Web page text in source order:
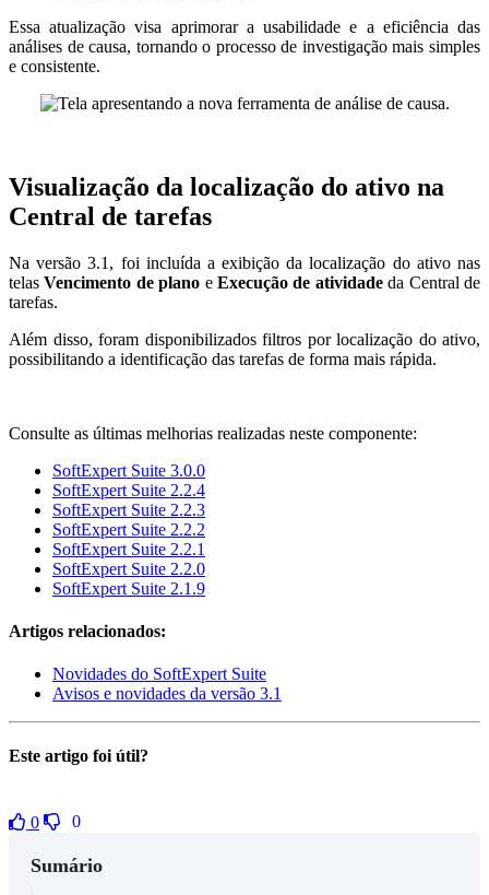
Essa atualização visa aprimorar a usabilidade e a eficiência das
análises de causa, tornando o processo de investigação mais simples
e consistente.
Visualização da localização do ativo na
Central de tarefas
Na versão 3.1, foi incluída a exibição da localização do ativo nas
telasVencimento de plano eExecução de atividadeda Central de
tarefas.
Além disso, foram disponibilizados filtros por localização do ativo,
possibilitando a identificação das tarefas de forma mais rápida.
Consulte as últimas melhorias realizadas neste componente:
SoftExpert Suite 3.0.0
SoftExpert Suite 2.2.4
SoftExpert Suite 2.2.3
SoftExpert Suite 2.2.2
SoftExpert Suite 2.2.1
SoftExpert Suite 2.2.0
SoftExpert Suite 2.1.9
Artigos relacionados:
Novidades do SoftExpert Suite
Avisos e novidades da versão 3.1
Este artigo foi útil?
0 0
Sumário